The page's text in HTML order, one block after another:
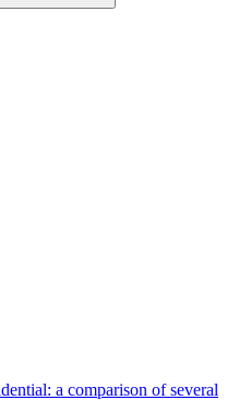
a comparison of several